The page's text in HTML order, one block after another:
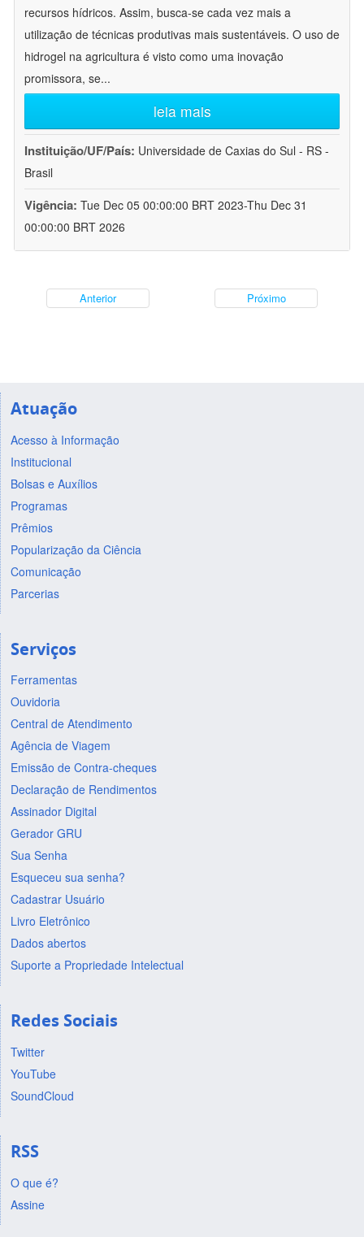
recursos hídricos. Assim, busca-se cada vez mais a
utilização de técnicas produtivas mais sustentáveis. O uso de
hidrogel na agricultura é visto como uma inovação
promissora, se...
leia mais
Instituição/UF/País: Universidade de Caxias do Sul - RS -
Brasil
Vigência: Tue Dec 05 00:00:00 BRT 2023-Thu Dec 31
00:00:00 BRT 2026
Anterior Próximo
Atuação
Acesso à Informação
Institucional
Bolsas e Auxílios
Programas
Prêmios
Popularização da Ciência
Comunicação
Parcerias
Serviços
Ferramentas
Ouvidoria
Central de Atendimento
Agência de Viagem
Emissão de Contra-cheques
Declaração de Rendimentos
Assinador Digital
Gerador GRU
Sua Senha
Esqueceu sua senha?
Cadastrar Usuário
Livro Eletrônico
Dados abertos
Suporte a Propriedade Intelectual
Redes Sociais
Twitter
YouTube
SoundCloud
RSS
O que é?
Assine